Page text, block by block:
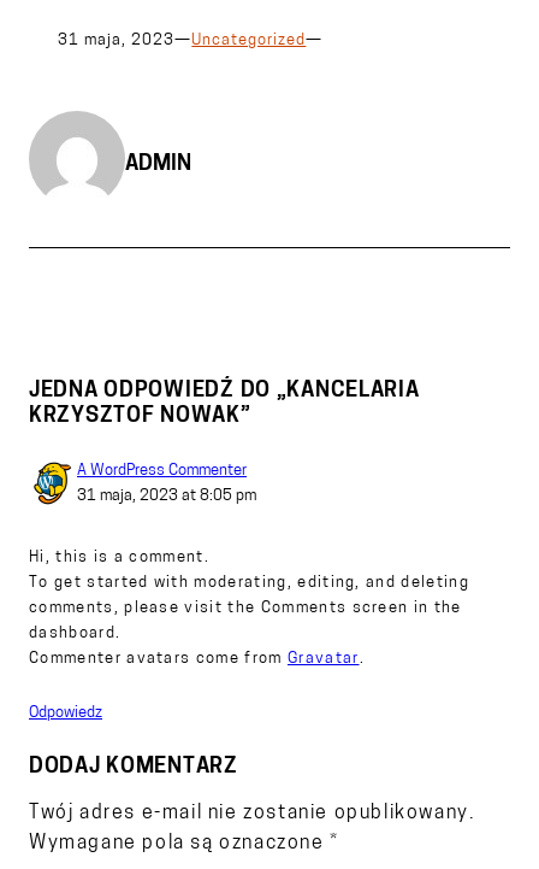
31 maja, 2023—Uncategorized—
ADMIN
JEDNA ODPOWIEDŹ DO „KANCELARIA
KRZYSZTOF NOWAK”
A WordPress Commenter
31 maja, 2023 at 8:05 pm
Hi, this is a comment.
To get started with moderating, editing, and deleting
comments, please visit the Comments screen in the
dashboard.
Commenter avatars come from Gravatar
Odpowiedz
DODAJ KOMENTARZ
Twój adres e-mail nie zostanie opublikowany.
Wymagane pola są oznaczone *